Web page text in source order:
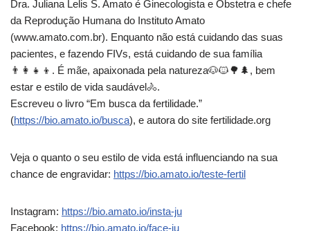
Dra. Juliana Lelis S. Amato é Ginecologista e Obstetra e chefe
da Reprodução Humana do Instituto Amato
(www.amato.com.br). Enquanto não está cuidando das suas
pacientes, e fazendo FIVs, está cuidando de sua família
👨‍👩‍👧‍👦. É mãe, apaixonada pela natureza🐶🐱🌳🌲, bem
estar e estilo de vida saudável🚴.
Escreveu o livro “Em busca da fertilidade.”
(https://bio.amato.io/busca), e autora do site fertilidade.org
Veja o quanto o seu estilo de vida está influenciando na sua
chance de engravidar: https://bio.amato.io/teste-fertil
Instagram: https://bio.amato.io/insta-ju
Facebook: https://bio.amato.io/face-ju